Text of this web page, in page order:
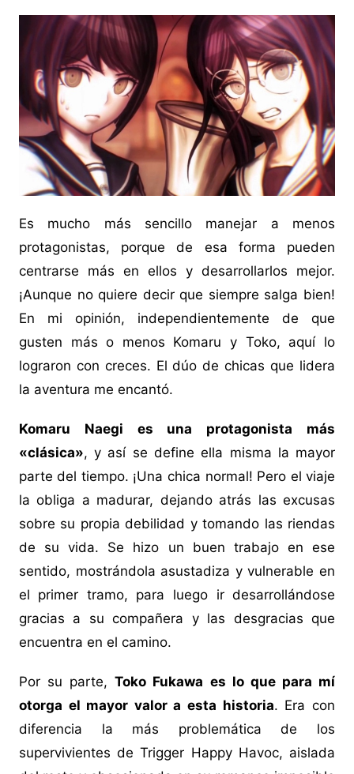
Es mucho más sencillo manejar a menos
protagonistas, porque de esa forma pueden
centrarse más en ellos y desarrollarlos mejor.
¡Aunque no quiere decir que siempre salga bien!
En mi opinión, independientemente de que
gusten más o menos Komaru y Toko, aquí lo
lograron con creces. El dúo de chicas que lidera
la aventura me encantó.
Komaru Naegi es una protagonista más
«clásica», y así se define ella misma la mayor
parte del tiempo. ¡Una chica normal! Pero el viaje
la obliga a madurar, dejando atrás las excusas
sobre su propia debilidad y tomando las riendas
de su vida. Se hizo un buen trabajo en ese
sentido, mostrándola asustadiza y vulnerable en
el primer tramo, para luego ir desarrollándose
gracias a su compañera y las desgracias que
encuentra en el camino.
Por su parte,Toko Fukawa es lo que para mí
otorga el mayor valor a esta historia. Era con
diferencia la más problemática de los
supervivientes de Trigger Happy Havoc, aislada